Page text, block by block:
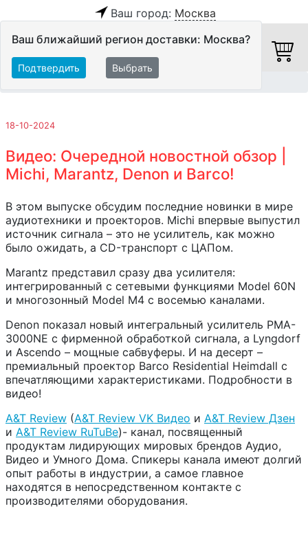
Ваш город: Москва
Ваш ближайший регион доставки: Москва?
Подтвердить Выбрать
18-10-2024
Видео: Очередной новостной обзор |
Michi, Marantz, Denon и Barco!
В этом выпуске обсудим последние новинки в мире
аудиотехники и проекторов. Michi впервые выпустил
источник сигнала – это не усилитель, как можно
было ожидать, а CD-транспорт с ЦАПом.
Marantz представил сразу два усилителя:
интегрированный с сетевыми функциями Model 60N
и многозонный Model M4 с восемью каналами.
Denon показал новый интегральный усилитель PMA-
3000NE с фирменной обработкой сигнала, а Lyngdorf
и Ascendo – мощные сабвуферы. И на десерт –
премиальный проектор Barco Residential Heimdall с
впечатляющими характеристиками. Подробности в
видео!
A&T Review (A&T Review VK Видео и A&T Review Дзен
и A&T Review RuTuBe)- канал, посвященный
продуктам лидирующих мировых брендов Аудио,
Видео и Умного Дома. Спикеры канала имеют долгий
опыт работы в индустрии, а самое главное
находятся в непосредственном контакте с
производителями оборудования.